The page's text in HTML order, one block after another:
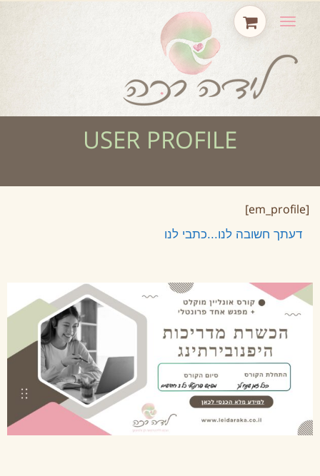
תפריט
USER PROFILE
[em_profile]
דעתך חשובה לנו...כתבי לנו